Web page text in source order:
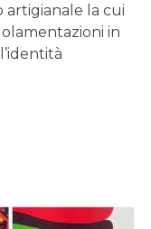
artigianale la cui
in